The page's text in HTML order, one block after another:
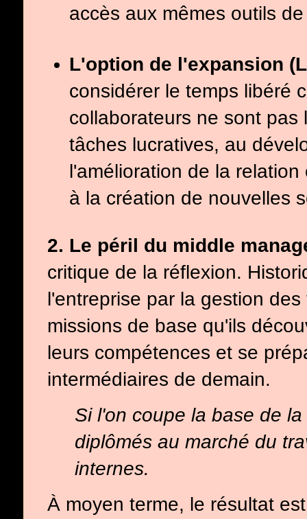
accès aux mêmes outils
L'option de l'expansion
considérer le temps libéré
collaborateurs ne sont
tâches lucratives, au
l'amélioration de la
à la création de nouvelles
2. Le péril du middle
critique de la réflexion.
l'entreprise par la gestion
missions de base qu'ils
leurs compétences et se
intermédiaires de demain.
Si l'on coupe la base de
diplômés au marché du
internes.
À moyen terme, le résultat